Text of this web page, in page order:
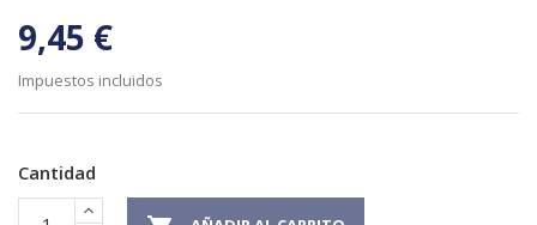
9,45 €
Impuestos incluidos
Cantidad